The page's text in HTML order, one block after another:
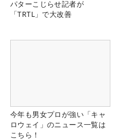
パターこじらせ記者が
「TRTL」で大改善
今年も男女プロが強い「キャ
ロウェイ」のニュース一覧は
こちら！